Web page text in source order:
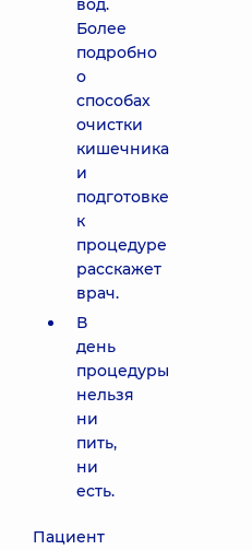
вод.
Более
подробно
о
способах
очистки
кишечника
и
подготовке
к
процедуре
расскажет
врач.
В
день
процедуры
нельзя
ни
пить,
ни
есть.
Пациент